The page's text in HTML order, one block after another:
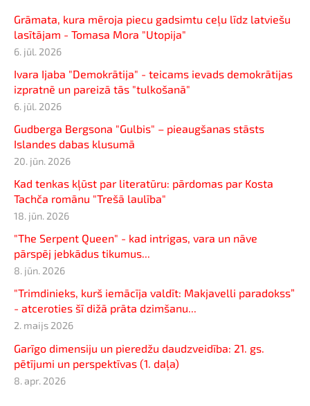
Grāmata, kura mēroja piecu gadsimtu ceļu līdz latviešu
lasītājam - Tomasa Mora "Utopija"
6. jūl. 2026
Ivara Ijaba "Demokrātija" - teicams ievads demokrātijas
izpratnē un pareizā tās "tulkošanā"
6. jūl. 2026
Gudberga Bergsona "Gulbis" – pieaugšanas stāsts
Islandes dabas klusumā
20. jūn. 2026
Kad tenkas kļūst par literatūru: pārdomas par Kosta
Tachča romānu "Trešā laulība"
18. jūn. 2026
"The Serpent Queen" - kad intrigas, vara un nāve
pārspēj jebkādus tikumus...
8. jūn. 2026
"Trimdinieks, kurš iemācīja valdīt: Makjavelli paradokss”
- atceroties šī dižā prāta dzimšanu...
2. maijs 2026
Garīgo dimensiju un pieredžu daudzveidība: 21. gs.
pētījumi un perspektīvas (1. daļa)
8. apr. 2026